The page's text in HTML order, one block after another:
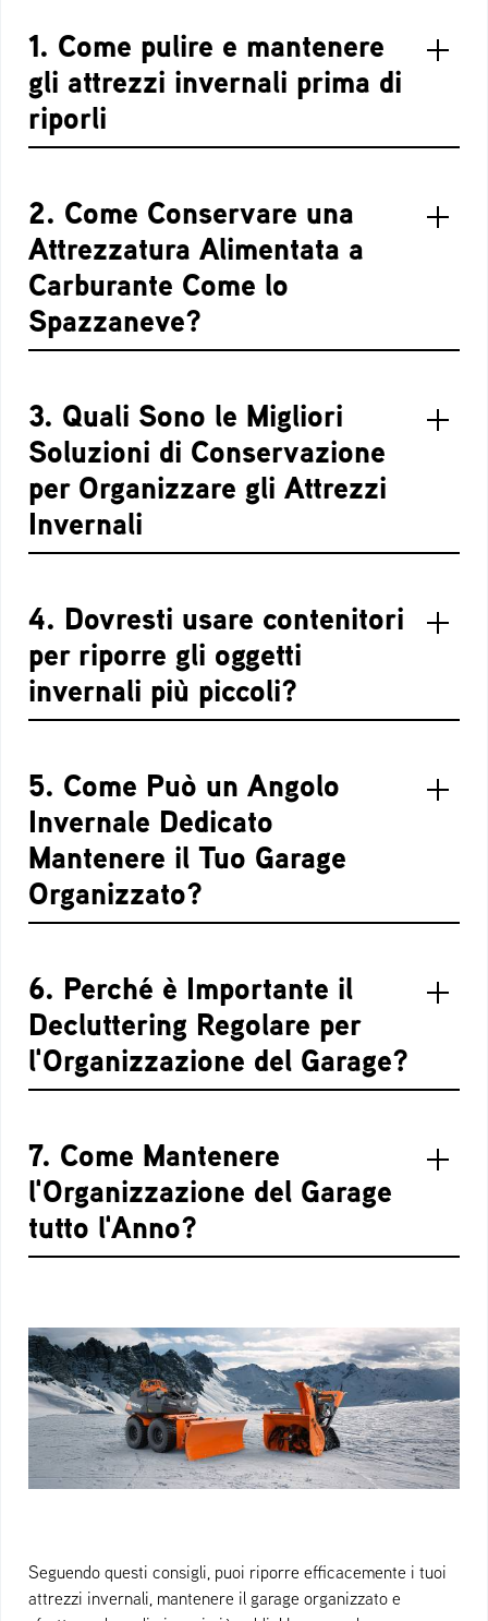
1. Come pulire e mantenere
gli attrezzi invernali prima di
riporli
2. Come Conservare una
Attrezzatura Alimentata a
Carburante Come lo
Spazzaneve?
3. Quali Sono le Migliori
Soluzioni di Conservazione
per Organizzare gli Attrezzi
Invernali
4. Dovresti usare contenitori
per riporre gli oggetti
invernali più piccoli?
5. Come Può un Angolo
Invernale Dedicato
Mantenere il Tuo Garage
Organizzato?
6. Perché è Importante il
Decluttering Regolare per
l'Organizzazione del Garage?
7. Come Mantenere
l'Organizzazione del Garage
tutto l'Anno?
Seguendo questi consigli, puoi riporre efficacemente i tuoi
attrezzi invernali, mantenere il garage organizzato e